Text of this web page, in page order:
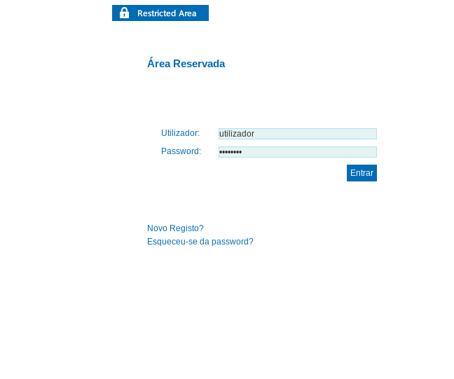
Área Reservada
Utilizador:
Password:
Novo Registo?
Esqueceu-se da password?